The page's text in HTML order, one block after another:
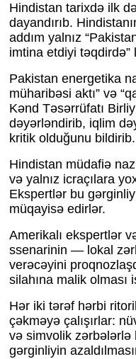
Hindistan tarixdə ilk
dayandırıb.
addım yalnız
imtina etdiyi təqdirdə”
Pakistan energetika
müharibəsi aktı” və
Kənd Təsərrüfatı
dəyərləndirib, iqlim
kritik olduğunu bildirib.
Hindistan müdafiə
və yalnız icraçılara
Ekspertlər bu
müqayisə edirlər.
Amerikalı ekspertlər
ssenarinin — lokal
verəcəyini
silahına malik
Hər iki tərəf hərbi
çəkməyə çalışırlar:
və simvolik zərbələrlə
gərginliyin